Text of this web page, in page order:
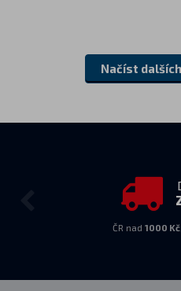
Načíst
ČR nad 1000 Kč